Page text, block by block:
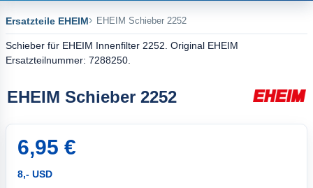
Ersatzteile EHEIM EHEIM Schieber 2252
Schieber für EHEIM Innenfilter 2252. Original EHEIM
Ersatzteilnummer: 7288250.
EHEIM Schieber 2252
6,95 €
8,- USD